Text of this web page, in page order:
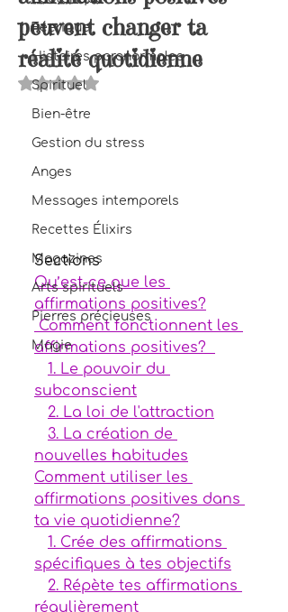
Féerique
Histoires paranormales
Spirituel
Bien-être
Gestion du stress
Anges
Messages intemporels
Recettes Élixirs
Magazines
Arts spirituels
Pierres précieuses
Magie
peuvent changer ta
réalité quotidienne
Noté NaN étoiles sur 5.
Sections
Qu’est-ce que les
affirmations positives?
Comment fonctionnent les
affirmations positives?
1. Le pouvoir du
subconscient
2. La loi de l'attraction
3. La création de
nouvelles habitudes
Comment utiliser les
affirmations positives dans
ta vie quotidienne?
1. Crée des affirmations
spécifiques à tes objectifs
2. Répète tes affirmations
régulièrement